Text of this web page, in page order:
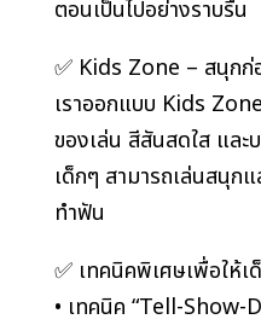
ตอนเป็นไปอย่างราบรื่น
✅ Kids Zone – สนุก
เราออกแบบ Kids
ของเล่น สีสันสดใส และ
เด็กๆ สามารถเล่นสนุก
ทำฟัน
✅ เทคนิคพิเศษเพื่อให้เ
• เทคนิค “Tell-Show-